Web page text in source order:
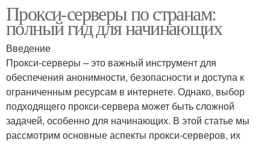
Прокси-серверы по странам:
полный гид для начинающих
Введение
Прокси-серверы – это важный инструмент для
обеспечения анонимности, безопасности и доступа к
ограниченным ресурсам в интернете. Однако, выбор
подходящего прокси-сервера может быть сложной
задачей, особенно для начинающих. В этой статье мы
рассмотрим основные аспекты прокси-серверов, их